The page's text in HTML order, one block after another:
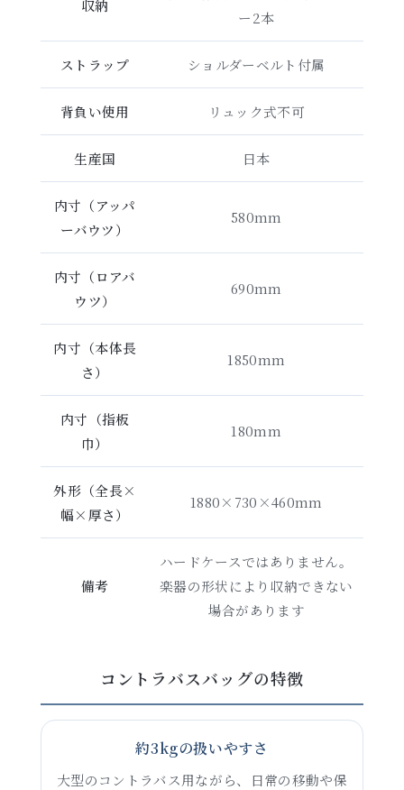
収納
ー2本
ストラップ ショルダーベルト付属
背負い使用 リュック式不可
生産国 日本
内寸（アッパ
ーバウツ）
580mm
内寸（ロアバ
ウツ）
690mm
内寸（本体長
さ）
1850mm
内寸（指板
巾）
180mm
外形（全長×
幅×厚さ）
1880×730×460mm
備考
ハードケースではありません。
楽器の形状により収納できない
場合があります
コントラバスバッグの特徴
約3kgの扱いやすさ
大型のコントラバス用ながら、日常の移動や保